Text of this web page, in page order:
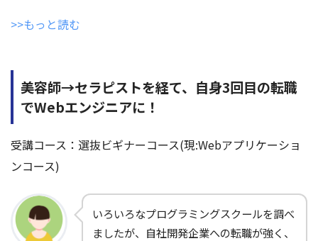
>>もっと読む
美容師→セラピストを経て、自身3回目の転職
でWebエンジニアに！
受講コース：選抜ビギナーコース(現:Webアプリケーショ
ンコース)
いろいろなプログラミングスクールを調べ
ましたが、自社開発企業への転職が強く、